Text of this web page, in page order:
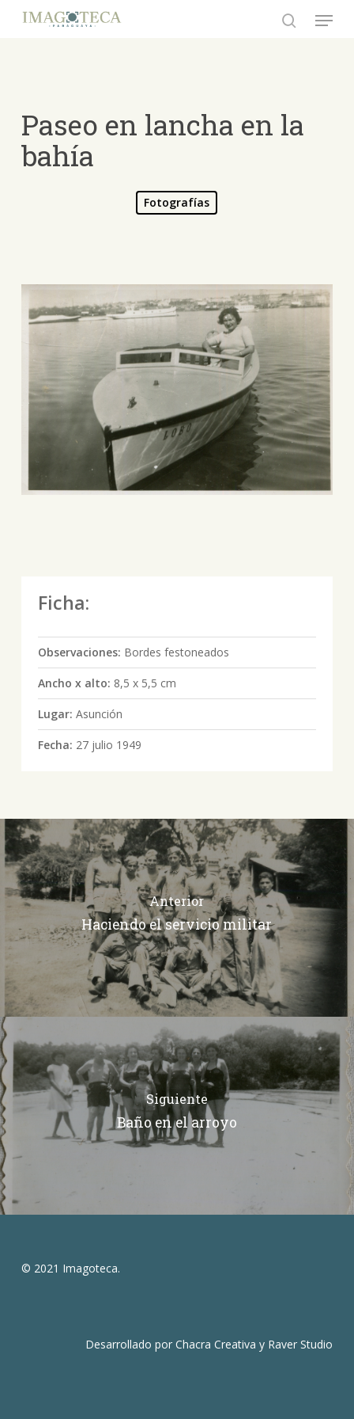
Menu
Paseo en lancha en la
bahía
Fotografías
Ficha:
Observaciones: Bordes festoneados
Ancho x alto: 8,5 x 5,5 cm
Lugar: Asunción
Fecha: 27 julio 1949
Anterior
Haciendo el servicio militar
Siguiente
Baño en el arroyo
© 2021 Imagoteca.
Desarrollado porChacra Creativa y Raver Studio